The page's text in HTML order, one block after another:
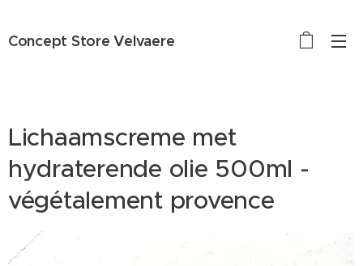
Concept Store Velvaere
Lichaamscreme met
hydraterende olie 500ml -
végétalement provence